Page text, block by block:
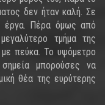
δεν ήταν καλή. Σε
έργα. Πέρα όμως από
τμήμα της
πεύκα. Το υψόμετρο
μπορούσες να
θέα της ευρύτερης